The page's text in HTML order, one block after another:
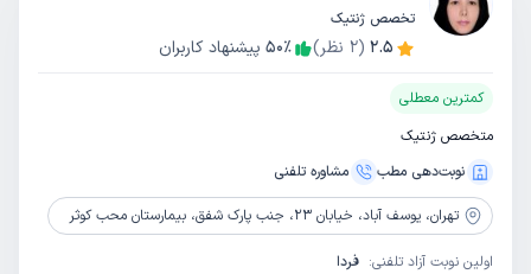
تخصص ژنتیک
2.5
(
2 نظر) 50٪ پیشنهاد کاربران
کمترین معطلی
متخصص ژنتیک
نوبت‌دهی مطب
مشاوره‌ تلفنی
تهران، یوسف آباد، خیابان 23، جنب پارک شفق، بیمارستان محب کوثر
اولین نوبت آزاد تلفنی: فردا